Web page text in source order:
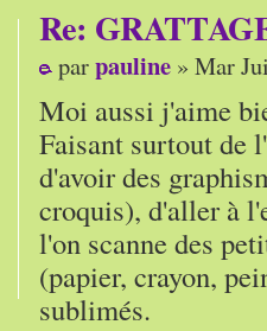
Re:
parpauline » Mar
Moi aussi j'aime
Faisant surtout de
d'avoir des
croquis), d'aller à
l'on scanne des
(papier, crayon,
sublimés.